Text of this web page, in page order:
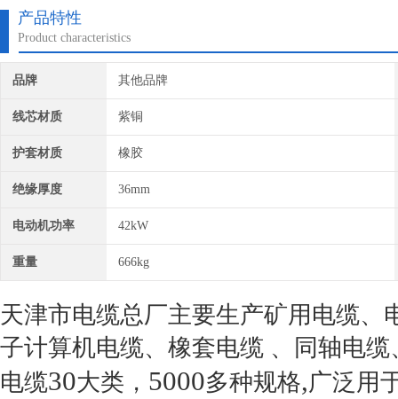
产品特性
Product characteristics
品牌 其他品牌
线芯材质 紫铜
护套材质 橡胶
绝缘厚度 36mm
电动机功率 42kW
重量 666kg
天津市电缆总厂主要生产矿用电缆
子计算机电缆、橡套电缆 、同轴电
电缆30大类， 5000多种规格,广泛用